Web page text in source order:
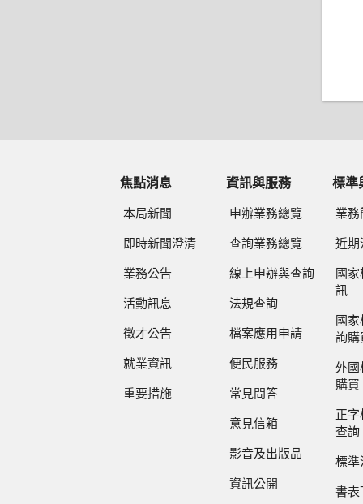
焦點消息
本局新聞
即時新聞澄清
業務公告
活動訊息
徵才公告
就業資訊
重要措施
資訊與服務
申辦業務總覽
查詢業務總覽
線上申辦與查詢
法規查詢
檔案應用申請
便民服務
常見問答
意見信箱
影音及出版品
資訊公開
標準
業務
近期
國
訊
國
詢購
外國
購買
正
查詢
標準
書表